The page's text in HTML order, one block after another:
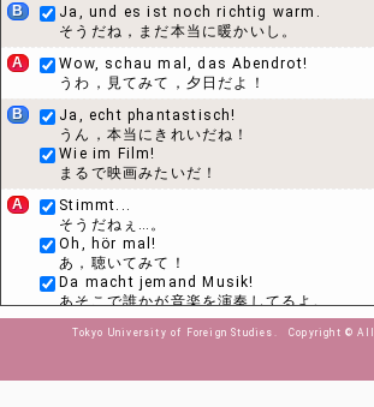
B
Ja, und es ist noch richtig warm.
そうだね，まだ本当に暖かいし。
A
Wow, schau mal, das Abendrot!
うわ，見てみて，夕日だよ！
B
Ja, echt phantastisch!
うん，本当にきれいだね！
Wie im Film!
まるで映画みたいだ！
A
Stimmt...
そうだねぇ…。
Oh, hör mal!
あ，聴いてみて！
Da macht jemand Musik!
あそこで誰かが音楽を演奏してるよ。
Musik?
Tokyo University of Foreign Studies. Copyright © All